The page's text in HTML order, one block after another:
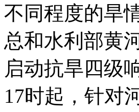
不同程度的旱
总和水利部黄
启动抗旱四级
17时起，针对